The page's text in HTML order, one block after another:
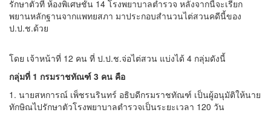
รักษาตัวที่ ห้องพิเศษชั้น 14 โรงพยาบาลตำรวจ หลังจากนี้จะเรียก
พยานหลักฐานจากแพทยสภา มาประกอบสำนวนไต่สวนคดีนี้ของ
ป.ป.ช.ด้วย
โดย เจ้าหน้าที่ 12 คน ที่ ป.ป.ช.จ่อไต่สวน แบ่งได้ 4 กลุ่มดังนี้
กลุ่มที่ 1 กรมราชทัณฑ์ 3 คน คือ
1. นายสหการณ์ เพ็ชรนรินทร์ อธิบดีกรมราชทัณฑ์ เป็นผู้อนุมัติให้นาย
ทักษิณไปรักษาตัวโรงพยาบาลตำรวจเป็นระยะเวลา 120 วัน